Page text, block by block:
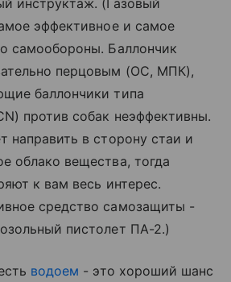
инструктаж. (Газовый
эффективное и самое
самообороны. Баллончик
перцовым (OC, МПК),
баллончики типа
против собак неэффективны.
направить в сторону стаи и
облако вещества, тогда
к вам весь интерес.
средство самозащиты -
пистолет ПА-2.)
водоем - это хороший шанс